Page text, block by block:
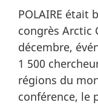
POLAIRE était
congrès Arctic
décembre,
1 500
régions du
conférence, le